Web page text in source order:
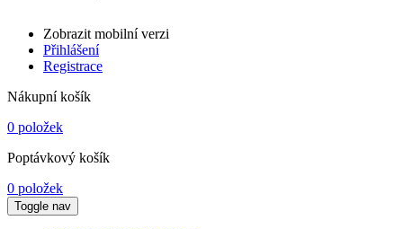
Zobrazit mobilní verzi
Přihlášení
Registrace
Nákupní košík
0 položek
Poptávkový košík
0 položek
Toggle nav